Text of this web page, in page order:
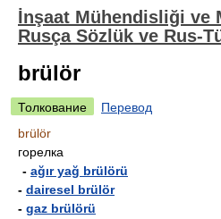
İnşaat Mühendisliği ve
Rusça Sözlük ve Rus-
brülör
Толкование
Перевод
brülör
горелка
- ağır yağ brülörü
- dairesel brülör
- gaz brülörü